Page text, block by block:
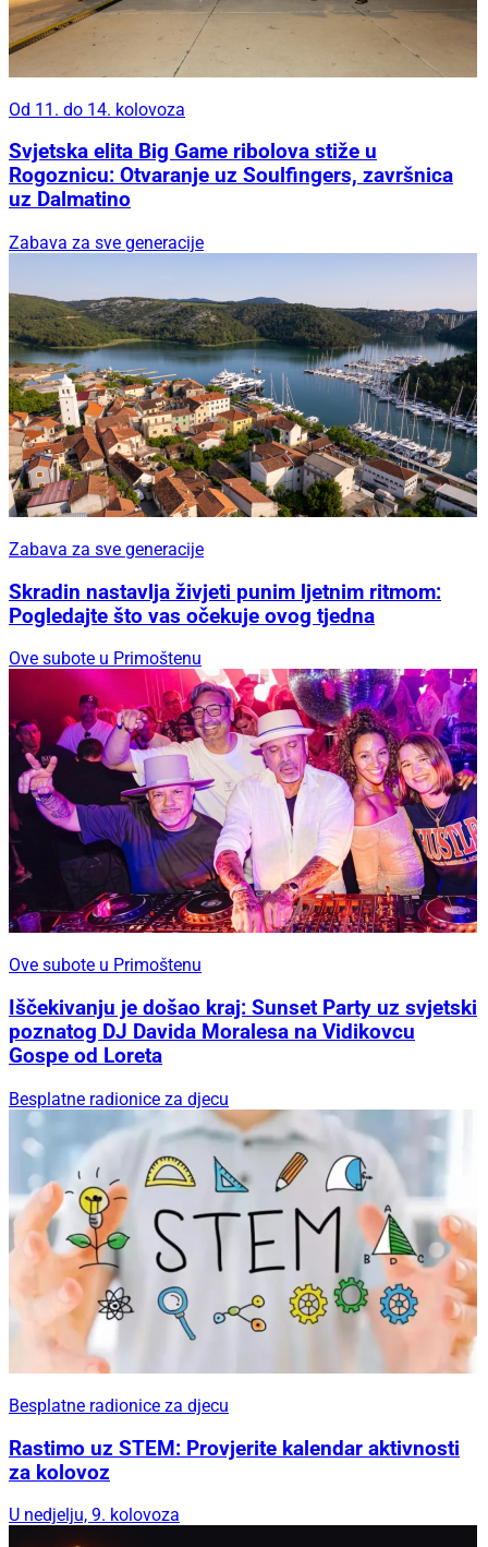
Od 11. do 14. kolovoza
Svjetska elita Big Game ribolova stiže u
Rogoznicu: Otvaranje uz Soulfingers, završnica
uz Dalmatino
Zabava za sve generacije
Zabava za sve generacije
Skradin nastavlja živjeti punim ljetnim ritmom:
Pogledajte što vas očekuje ovog tjedna
Ove subote u Primoštenu
Ove subote u Primoštenu
Iščekivanju je došao kraj: Sunset Party uz svjetski
poznatog DJ Davida Moralesa na Vidikovcu
Gospe od Loreta
Besplatne radionice za djecu
Besplatne radionice za djecu
Rastimo uz STEM: Provjerite kalendar aktivnosti
za kolovoz
U nedjelju, 9. kolovoza